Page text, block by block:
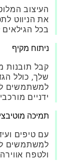
העיצוב
את הניווט
בכל
ניתוח מקיף
קבל תובנות
שלך, כולל
למשתמשים
ידניים
תמיכה
עם טיפים
למשתמשים
ולטפח